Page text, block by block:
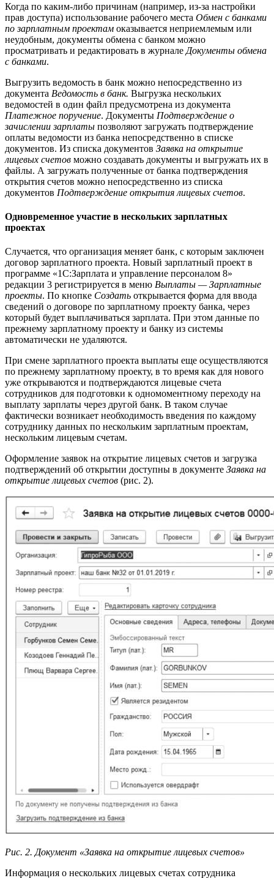
Когда по каким-либо причинам (например, из-за настройки
прав доступа) использование рабочего места Обмен с банками
по зарплатным проектам оказывается неприемлемым или
неудобным, документы обмена с банком можно
просматривать и редактировать в журнале Документы обмена
с банками.
Выгрузить ведомость в банк можно непосредственно из
документа Ведомость в банк. Выгрузка нескольких
ведомостей в один файл предусмотрена из документа
Платежное поручение. Документы Подтверждение о
зачислении зарплаты позволяют загружать подтверждение
оплаты ведомости из банка непосредственно в списке
документов. Из списка документов Заявка на открытие
лицевых счетов можно создавать документы и выгружать их в
файлы. А загружать полученные от банка подтверждения
открытия счетов можно непосредственно из списка
документов Подтверждение открытия лицевых счетов.
Одновременное участие в нескольких зарплатных
проектах
Случается, что организация меняет банк, с которым заключен
договор зарплатного проекта. Новый зарплатный проект в
программе «1С:Зарплата и управление персоналом 8»
редакции 3 регистрируется в меню Выплаты — Зарплатные
проекты. По кнопке Создать открывается форма для ввода
сведений о договоре по зарплатному проекту банка, через
который будет выплачиваться зарплата. При этом данные по
прежнему зарплатному проекту и банку из системы
автоматически не удаляются.
При смене зарплатного проекта выплаты еще осуществляются
по прежнему зарплатному проекту, в то время как для нового
уже открываются и подтверждаются лицевые счета
сотрудников для подготовки к одномоментному переходу на
выплату зарплаты через другой банк. В таком случае
фактически возникает необходимость введения по каждому
сотруднику данных по нескольким зарплатным проектам,
нескольким лицевым счетам.
Оформление заявок на открытие лицевых счетов и загрузка
подтверждений об открытии доступны в документе Заявка на
открытие лицевых счетов (рис. 2).
Рис. 2. Документ «Заявка на открытие лицевых счетов»
Информация о нескольких лицевых счетах сотрудника